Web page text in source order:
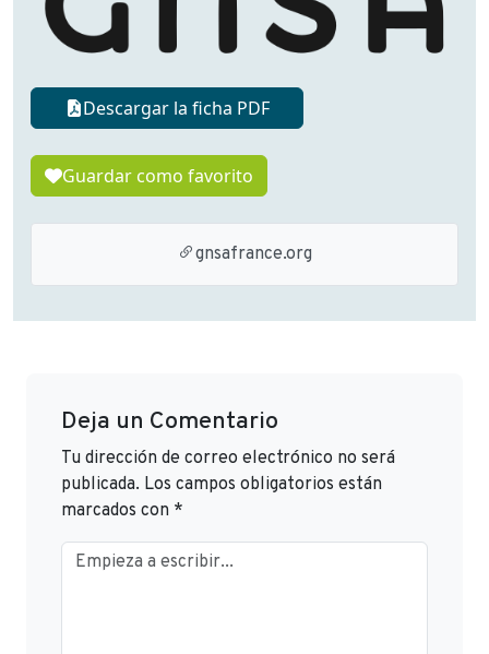
Descargar la ficha PDF
Guardar como favorito
gnsafrance.org
Deja un Comentario
Tu dirección de correo electrónico no será
publicada. Los campos obligatorios están
marcados con *